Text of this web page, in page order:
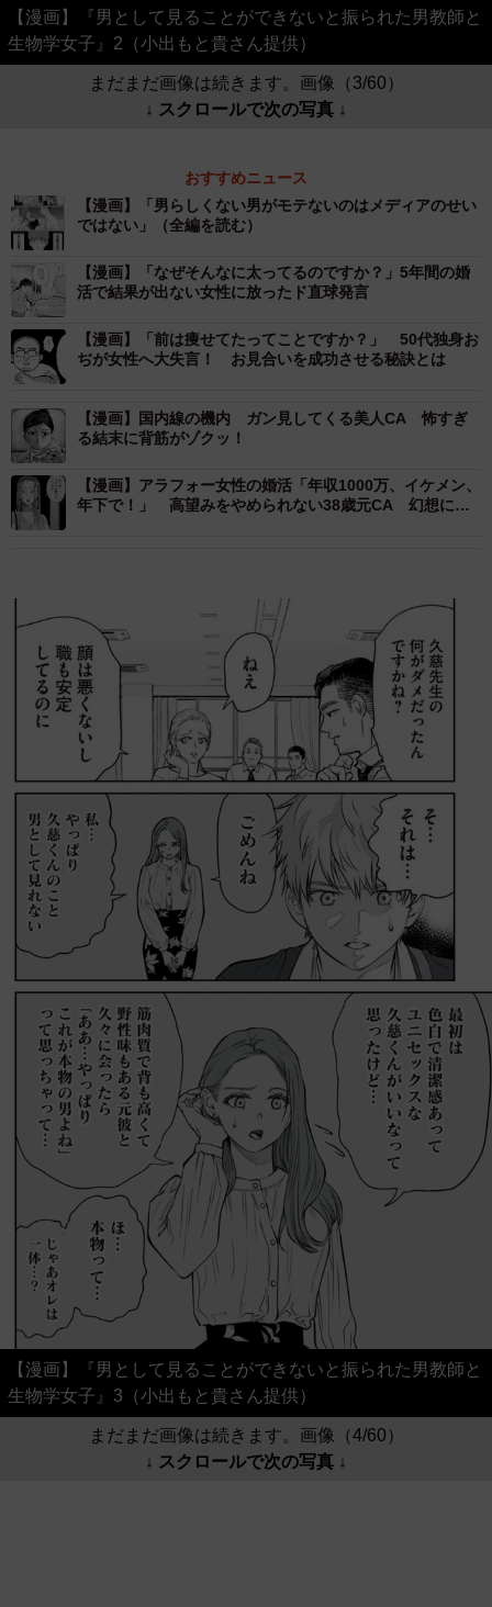
【漫画】『男として見ることができないと振られた男教師と
生物学女子』2（小出もと貴さん提供）
まだまだ画像は続きます。画像（3/60）
↓ スクロールで次の写真 ↓
おすすめニュース
【漫画】「男らしくない男がモテないのはメディアのせい
ではない」（全編を読む）
【漫画】「なぜそんなに太ってるのですか？」5年間の婚
活で結果が出ない女性に放ったド直球発言
【漫画】「前は痩せてたってことですか？」 50代独身お
ぢが女性へ大失言！ お見合いを成功させる秘訣とは
【漫画】国内線の機内 ガン見してくる美人CA 怖すぎ
る結末に背筋がゾクッ！
【漫画】アラフォー女性の婚活「年収1000万、イケメン、
年下で！」 高望みをやめられない38歳元CA 幻想に弄
【漫画】『男として見ることができないと振られた男教師と
生物学女子』3（小出もと貴さん提供）
まだまだ画像は続きます。画像（4/60）
↓ スクロールで次の写真 ↓